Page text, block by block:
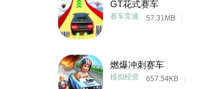
GT花式赛车
57.31MB
赛车竞速
燃爆冲刺赛车
657.54KB
模拟经营